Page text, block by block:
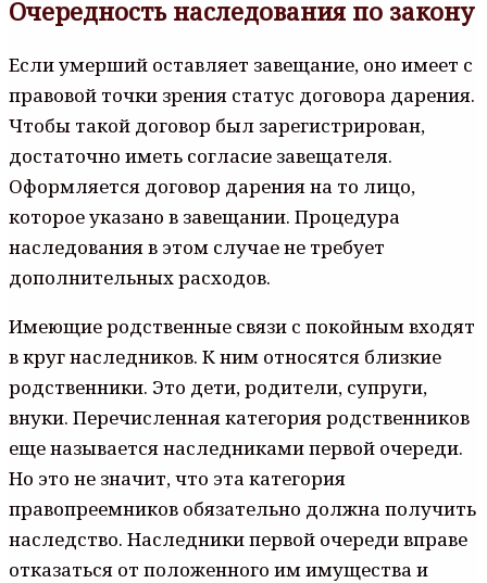
Очередность наследования по закону
Если умерший оставляет завещание, оно имеет с
правовой точки зрения статус договора дарения.
Чтобы такой договор был зарегистрирован,
достаточно иметь согласие завещателя.
Оформляется договор дарения на то лицо,
которое указано в завещании. Процедура
наследования в этом случае не требует
дополнительных расходов.
Имеющие родственные связи с покойным входят
в круг наследников. К ним относятся близкие
родственники. Это дети, родители, супруги,
внуки. Перечисленная категория родственников
еще называется наследниками первой очереди.
Но это не значит, что эта категория
правопреемников обязательно должна получить
наследство. Наследники первой очереди вправе
отказаться от положенного им имущества и